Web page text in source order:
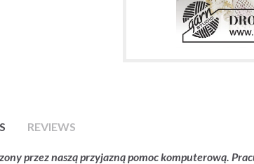
REVIEWS
przez naszą przyjazną pomoc komputerową.